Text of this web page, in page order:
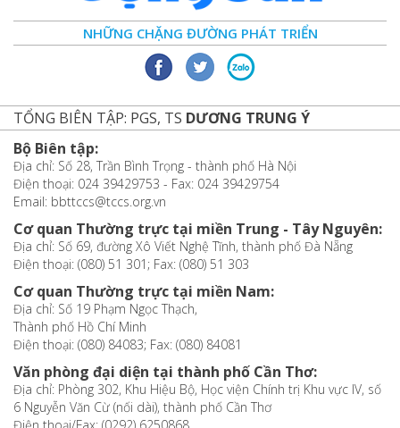
NHỮNG CHẶNG ĐƯỜNG PHÁT TRIỂN
TỔNG BIÊN TẬP: PGS, TS DƯƠNG TRUNG Ý
Bộ Biên tập:
Địa chỉ: Số 28, Trần Bình Trọng - thành phố Hà Nội
Điện thoại: 024 39429753 - Fax: 024 39429754
Email: bbttccs@tccs.org.vn
Cơ quan Thường trực tại miền Trung - Tây Nguyên:
Địa chỉ: Số 69, đường Xô Viết Nghệ Tĩnh, thành phố Đà Nẵng
Điện thoại: (080) 51 301; Fax: (080) 51 303
Cơ quan Thường trực tại miền Nam:
Địa chỉ: Số 19 Phạm Ngọc Thạch,
Thành phố Hồ Chí Minh
Điện thoại: (080) 84083; Fax: (080) 84081
Văn phòng đại diện tại thành phố Cần Thơ:
Địa chỉ: Phòng 302, Khu Hiệu Bộ, Học viện Chính trị Khu vực IV, số
6 Nguyễn Văn Cừ (nối dài), thành phố Cần Thơ